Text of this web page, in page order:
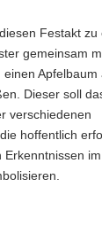
Festakt zu
gemeinsam
Apfelbaum
Dieser soll
verschiedenen
hoffentlich